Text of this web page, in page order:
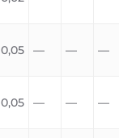
0,05 — — —
0,05 — — —